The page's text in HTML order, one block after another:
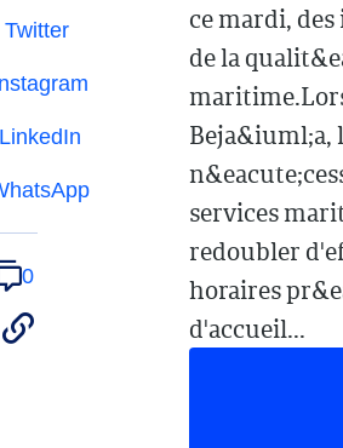
ce mardi,
de la
Beja&iuml;a,
services
redoubler
horaires
d'accueil...
Twitter
LinkedIn
0